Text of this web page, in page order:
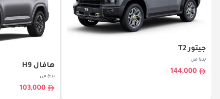
جيتور T2
بدءا من
144,000
هافال H9
بدءا من
103,000